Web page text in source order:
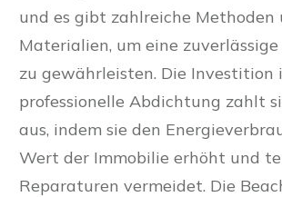
und es gibt zahlreiche Methoden
Materialien, um eine
zu gewährleisten. Die Investition
professionelle Abdichtung zahlt
aus, indem sie den
Wert der Immobilie erhöht und
Reparaturen vermeidet. Die